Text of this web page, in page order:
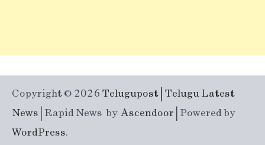
Copyright © 2026 Telugupost | Telugu Latest
News | Rapid News byAscendoor | Powered by
WordPress.